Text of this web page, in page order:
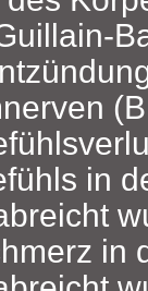
in
in